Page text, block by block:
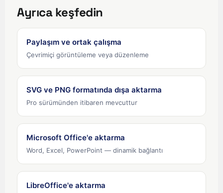
Ayrıca keşfedin
Paylaşım ve ortak çalışma
Çevrimiçi görüntüleme veya düzenleme
SVG ve PNG formatında dışa aktarma
Pro sürümünden itibaren mevcuttur
Microsoft Office'e aktarma
Word, Excel, PowerPoint — dinamik bağlantı
LibreOffice'e aktarma
English (Ireland)
English (New Zealand)
English (India)
Português do Brasil
Español de Argentina
Español de Colombia